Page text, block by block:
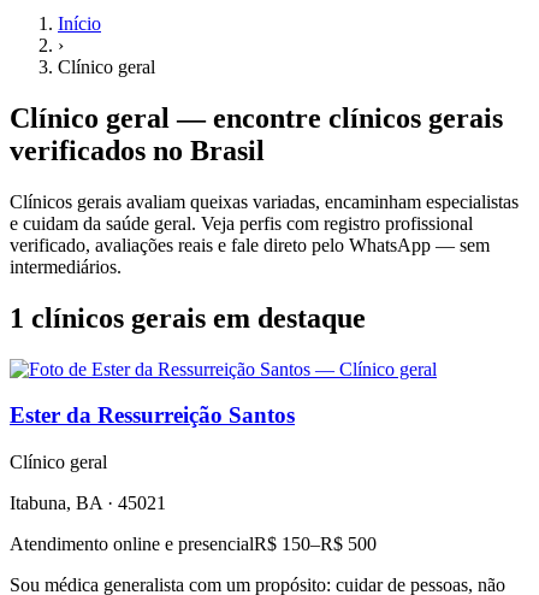
Início
›
Clínico geral
Clínico geral — encontre clínicos gerais
verificados no Brasil
Clínicos gerais avaliam queixas variadas, encaminham especialistas
e cuidam da saúde geral. Veja perfis com registro profissional
verificado, avaliações reais e fale direto pelo WhatsApp — sem
intermediários.
1 clínicos gerais em destaque
Ester da Ressurreição Santos
Clínico geral
Itabuna, BA · 45021
Atendimento online e presencialR$ 150–R$ 500
Sou médica generalista com um propósito: cuidar de pessoas, não